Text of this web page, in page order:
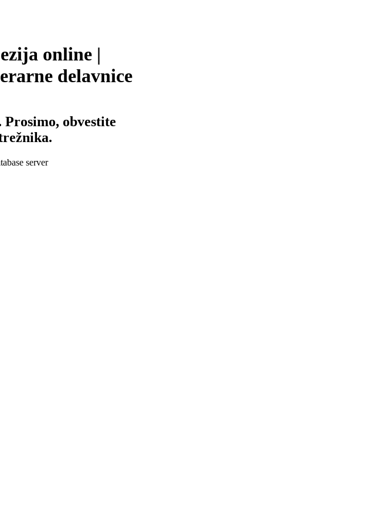
online |
delavnice
obvestite
server